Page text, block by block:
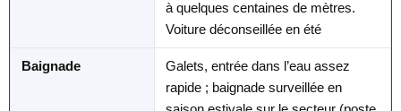
à quelques centaines de mètres.
Voiture déconseillée en été
Baignade
Galets, entrée dans l’eau assez
rapide ; baignade surveillée en